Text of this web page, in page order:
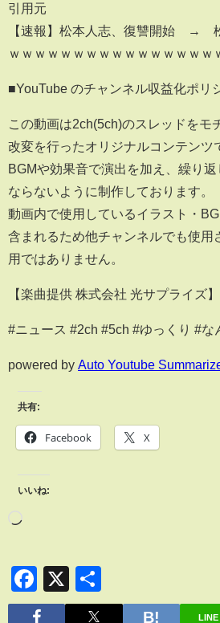
引用元
【速報】松本人志、復讐開始 →
ｗｗｗｗｗｗｗｗｗｗｗｗｗｗｗｗ
■YouTube のチャンネル収益化ポリ
この動画は2ch(5ch)のスレッドをモ
改変を行ったオリジナルコンテンツ
BGMや効果音で演出を加え、繰り
ならないように制作しております。
動画内で使用しているイラスト・
含まれるため他チャンネルでも使用
用ではありません。
【楽曲提供 株式会社 光サプライズ】
#ニュース #2ch #5ch #ゆっくり #な
powered by Auto Youtube
共有:
Facebook X
いいね:
Facebook
X
有
LINE